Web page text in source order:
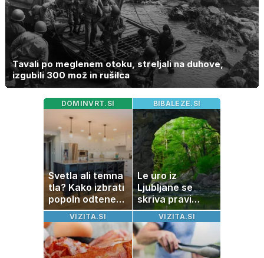
Tavali po meglenem otoku, streljali na duhove,
izgubili 300 mož in rušilca
DOMINVRT.SI
Svetla ali temna
tla? Kako izbrati
popoln odtenek
za vaš dom
BIBALEZE.SI
Le uro iz
Ljubljane se
skriva pravi
naravni čudež:
izlet, ki bo
navdušil otroke
VIZITA.SI VIZITA.SI